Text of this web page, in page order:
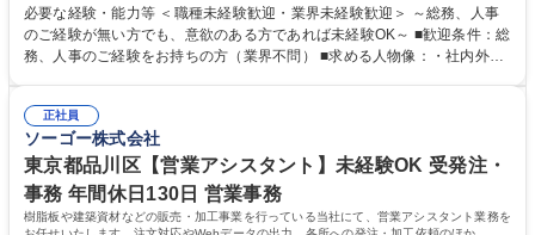
・採用・教育研修 ・福利厚生運用 など ※基本的には事務所勤務ですが、
採用や教育等の業務内容により、関西圏以外への日帰り・宿泊を伴う国内
出張もございます。 ※担当業務を持ちつつ、お互いに助け合いながら、総
必要な経験・能力等 ＜職種未経験歓迎・業界未経験歓迎＞ ～総務、人事
のご経験が無い方でも、意欲のある方であれば未経験OK～ ■歓迎条件：総
務、人事のご経験をお持ちの方（業界不問） ■求める人物像：・社内外の
正社員
ソーゴー株式会社
東京都品川区【営業アシスタント】未経験OK 受発注・
事務 年間休日130日 営業事務
樹脂板や建築資材などの販売・加工事業を行っている当社にて、営業アシスタント業務を